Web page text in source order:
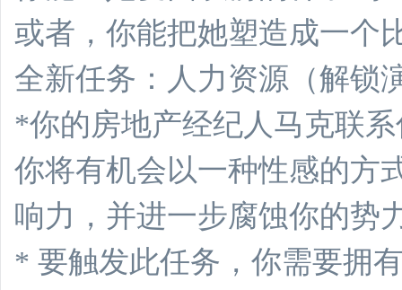
或者，你能把她塑造成一个
全新任务：人力资源（解锁
*你的房地产经纪人马克联
你将有机会以一种性感的方
响力，并进一步腐蚀你的势
* 要触发此任务，你需要拥